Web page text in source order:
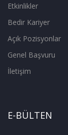
Etkinlikler
Bedir Kariyer
Açık Pozisyonlar
Genel Başvuru
İletişim
E-BÜLTEN